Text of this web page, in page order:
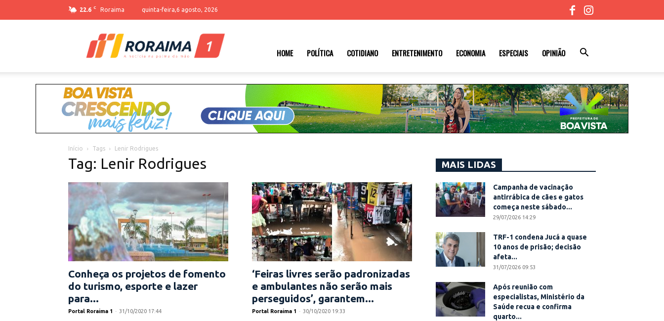
22.6 C Roraima quinta-feira,6 agosto, 2026
HOME POLÍTICA COTIDIANO ENTRETENIMENTO ECONOMIA ESPECIAIS OPINIÃO
Início Tags Lenir Rodrigues
Tag: Lenir Rodrigues
Conheça os projetos de fomento
do turismo, esporte e lazer
para...
Portal Roraima 1 - 31/10/2020 17:44
‘Feiras livres serão padronizadas
e ambulantes não serão mais
perseguidos’, garantem...
Portal Roraima 1 - 30/10/2020 19:33
MAIS LIDAS
Campanha de vacinação
antirrábica de cães e gatos
começa neste sábado...
29/07/2026 14:29
TRF-1 condena Jucá a quase
10 anos de prisão; decisão
afeta...
31/07/2026 09:53
Após reunião com
especialistas, Ministério da
Saúde recua e confirma
quarto...